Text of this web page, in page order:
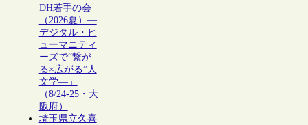
DH若手の会
（2026夏）―
デジタル・ヒ
ューマニティ
ーズで“繋が
る×広がる”人
文学―」
（8/24-25・大
阪府）
埼玉県立久喜